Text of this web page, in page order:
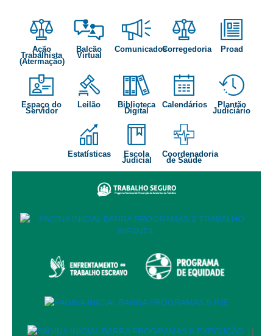
itinerancia agosto
Ação
Trabalhista
(Atermação)
Balcão
Virtual
ComunicadosCorregedoria Proad
Espaço do
Servidor
Leilão Biblioteca
Digital
Calendários Plantão
Judiciário
Estatísticas Escola
Judicial
Coordenadoria
de Saúde
|